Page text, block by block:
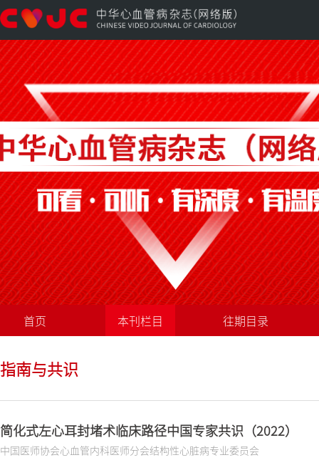
首页 本刊栏目 往期目录
指南与共识
简化式左心耳封堵术临床路径中国专家共识（2022）
中国医师协会心血管内科医师分会结构性心脏病专业委员会